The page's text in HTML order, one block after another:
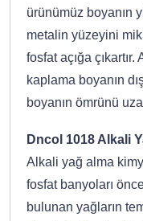
ürünümüz boyanın
metalin yüzeyini
fosfat açığa çıkartır.
kaplama boyanın
boyanın ömrünü
Dncol 1018 Alkali
Alkali yağ alma
fosfat banyoları
bulunan yağların